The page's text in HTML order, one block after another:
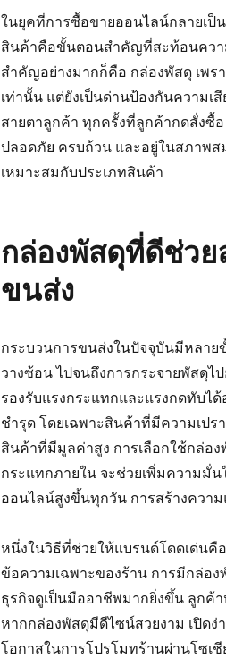
ในยุคที่การซื้อขายออนไลน์กลายเป็
สินค้าคือขั้นตอนสำคัญที่สะท้อนควา
สำคัญอย่างมากก็คือ กล่องพัสดุ เพร
เท่านั้น แต่ยังเป็นด่านป้องกันความ
สายตาลูกค้า ทุกครั้งที่ลูกค้ากดสั่งซื้
ปลอดภัย ครบถ้วน และอยู่ในสภาพ
เหมาะสมกับประเภทสินค้า
กล่องพัสดุที่ดีช่วย
ขนส่ง
กระบวนการขนส่งในปัจจุบันมีหลา
วางซ้อน ไปจนถึงการกระจายพัสดุ
รองรับแรงกระแทกและแรงกดทับ
ชำรุด โดยเฉพาะสินค้าที่มีความเปร
สินค้าที่มีมูลค่าสูง การเลือกใช้กล่อ
กระแทกภายใน จะช่วยเพิ่มความมั่
ออนไลน์สูงขึ้นทุกวัน การสร้างความ
หนึ่งในวิธีที่ช่วยให้แบรนด์โดดเด่นคื
ข้อความเฉพาะของร้าน การมีกล่อ
ธุรกิจดูเป็นมืออาชีพมากยิ่งขึ้น ลูกค้
หากกล่องพัสดุมีดีไซน์สวยงาม เปิดง่
โอกาสในการโปรโมทร้านผ่านโซเ